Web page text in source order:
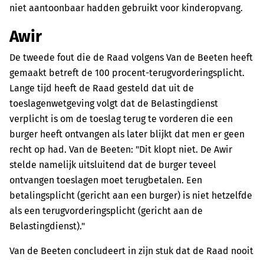
niet aantoonbaar hadden gebruikt voor kinderopvang.
Awir
De tweede fout die de Raad volgens Van de Beeten heeft
gemaakt betreft de 100 procent-terugvorderingsplicht.
Lange tijd heeft de Raad gesteld dat uit de
toeslagenwetgeving volgt dat de Belastingdienst
verplicht is om de toeslag terug te vorderen die een
burger heeft ontvangen als later blijkt dat men er geen
recht op had. Van de Beeten: "Dit klopt niet. De Awir
stelde namelijk uitsluitend dat de burger teveel
ontvangen toeslagen moet terugbetalen. Een
betalingsplicht (gericht aan een burger) is niet hetzelfde
als een terugvorderingsplicht (gericht aan de
Belastingdienst)."
Van de Beeten concludeert in zijn stuk dat de Raad nooit